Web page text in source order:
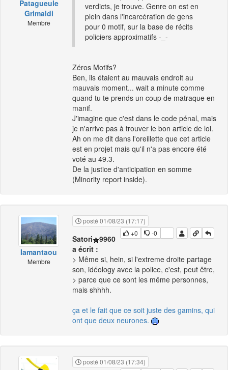
Patagueule
Grimaldi
Membre
verdicts, je trouve. Genre on est en
plein dans l'incarcération de gens
pour 0 motif, sur la base de récits
policiers approximatifs -_-
Zéros Motifs?
Ben, ils étaient au mauvais endroit au
mauvais moment... wait a minute comme
quand tu te prends un coup de matraque en
manif.
J'imagine que c'est dans le code pénal, mais
je n'arrive pas à trouver le bon article de loi.
Ah on me dit dans l'oreillette que cet article
est en projet mais qu'il n'a pas encore été
voté au 49.3.
De la justice d'anticipation en somme
(Minority report inside).
Iamantaou
Membre
posté 01/08/23 (17:17)
+0
-0
Satori
9960
a écrit :
> Même si, hein, si l'extreme droite partage
son, idéology avec la police, c'est, peut être,
> parce que ce sont les même personnes,
mais shhhh.
ça et le fait que ce soit juste des gamins, qui
ont que deux neurones.
posté 01/08/23 (17:34)